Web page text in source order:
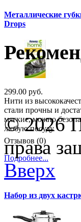
Металлические
Drops
299.00 руб.
Нити из
стали прочны и
мягкие, можно
любую посуду.
Отзывов (0)
Подробнее...
Набор из двух
© 2026
права
Вверх